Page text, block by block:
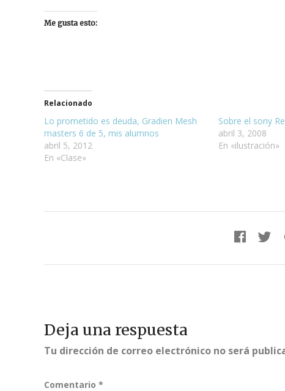
Me gusta esto:
Relacionado
Lo prometido es deuda, Gradien Mesh
masters 6 de 5, mis alumnos
abril 5, 2012
En «Clase»
Sobre el sony
abril 3, 2008
En «ilustración»
Deja una respuesta
Tu dirección de correo electrónico no será
Comentario *